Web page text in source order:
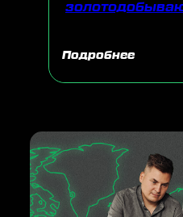
Подробнее